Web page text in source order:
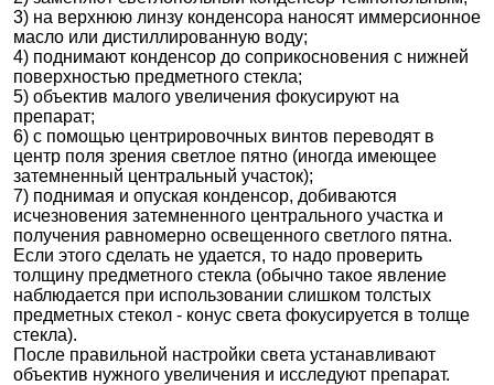
3) на верхнюю линзу конденсора наносят иммерсионное
масло или дистиллированную воду;
4) поднимают конденсор до соприкосновения с нижней
поверхностью предметного стекла;
5) объектив малого увеличения фокусируют на
препарат;
6) с помощью центрировочных винтов переводят в
центр поля зрения светлое пятно (иногда имеющее
затемненный центральный участок);
7) поднимая и опуская конденсор, добиваются
исчезновения затемненного центрального участка и
получения равномерно освещенного светлого пятна.
Если этого сделать не удается, то надо проверить
толщину предметного стекла (обычно такое явление
наблюдается при использовании слишком толстых
предметных стекол - конус света фокусируется в толще
стекла).
После правильной настройки света устанавливают
объектив нужного увеличения и исследуют препарат.